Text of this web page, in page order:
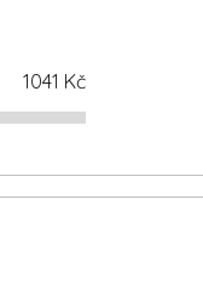
1041 Kč